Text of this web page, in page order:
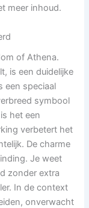
meer inhoud.
of Athena.
is een duidelijke
een speciaal
symbool
het een
verbetert het
De charme
Je weet
zonder extra
In de context
onverwacht